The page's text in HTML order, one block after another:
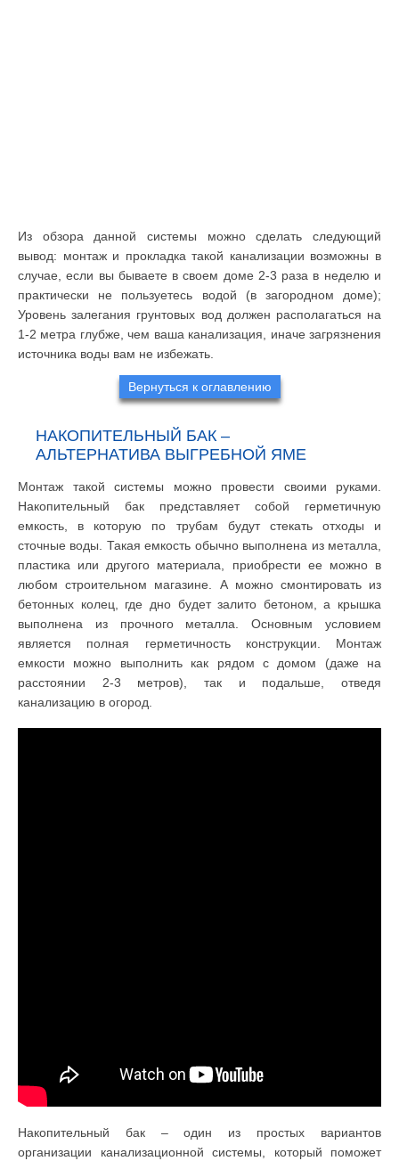
Из обзора данной системы можно сделать следующий
вывод: монтаж и прокладка такой канализации возможны в
случае, если вы бываете в своем доме 2-3 раза в неделю и
практически не пользуетесь водой (в загородном доме);
Уровень залегания грунтовых вод должен располагаться на
1-2 метра глубже, чем ваша канализация, иначе загрязнения
источника воды вам не избежать.
Вернуться к оглавлению
НАКОПИТЕЛЬНЫЙ БАК –
АЛЬТЕРНАТИВА ВЫГРЕБНОЙ ЯМЕ
Монтаж такой системы можно провести своими руками.
Накопительный бак представляет собой герметичную
емкость, в которую по трубам будут стекать отходы и
сточные воды. Такая емкость обычно выполнена из металла,
пластика или другого материала, приобрести ее можно в
любом строительном магазине. А можно смонтировать из
бетонных колец, где дно будет залито бетоном, а крышка
выполнена из прочного металла. Основным условием
является полная герметичность конструкции. Монтаж
емкости можно выполнить как рядом с домом (даже на
расстоянии 2-3 метров), так и подальше, отведя
канализацию в огород.
Накопительный бак – один из простых вариантов
организации канализационной системы, который поможет